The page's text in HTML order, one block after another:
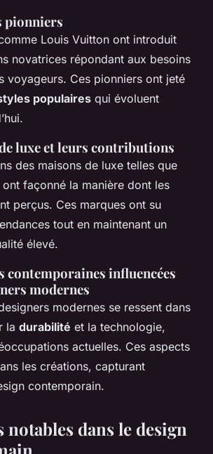
pionniers
Louis Vuitton ont introduit
novatrices répondant aux besoins
voyageurs. Ces pionniers ont jeté
populaires qui évoluent
luxe et leurs contributions
des maisons de luxe telles que
façonné la manière dont les
perçus. Ces marques ont su
tout en maintenant un
élevé.
contemporaines influencées
modernes
modernes se ressent dans
la durabilité et la technologie,
actuelles. Ces aspects
les créations, capturant
contemporain.
notables dans le design